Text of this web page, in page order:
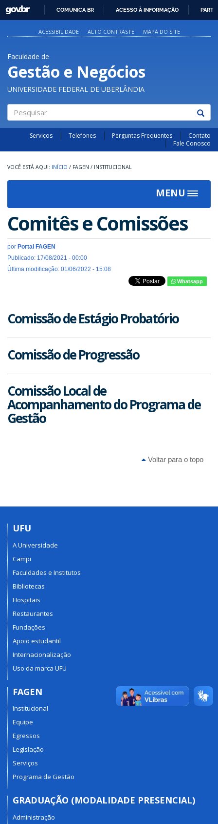
PARA
O
GOVBR
COMUNICA BR ACESSO À INFORMAÇÃO
ACESSIBILIDADE ALTO CONTRASTE MAPA DO SITE
Faculdade de
Gestão e Negócios
UNIVERSIDADE FEDERAL DE UBERLÂNDIA
Pesquisar
Serviços Telefones Perguntas Frequentes
Contato
Fale Conosco
INÍCIO / FAGEN / INSTITUCIONAL
MENU
Toggle
Comitês e Comissões
por Portal FAGEN
Publicado: 17/08/2021 - 00:00
Última modificação: 01/06/2022 - 15:08
Whatsapp
Comissão de Estágio Probatório
Comissão de Progressão
Comissão Local de
Acompanhamento do Programa de
Gestão
Voltar para o topo
UFU
A Universidade
Campi
Faculdades e Institutos
Bibliotecas
Hospitais
Restaurantes
Fundações
Apoio estudantil
Internacionalização
Uso da marca UFU
FAGEN
Institucional
Equipe
Egressos
Legislação
Serviços
Programa de Gestão
GRADUAÇÃO (MODALIDADE PRESENCIAL)
Administração